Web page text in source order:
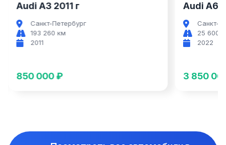
Audi A6 2022 г
Санкт-Петербург
25 600 км
2022
3 850 000 ₽
Audi A7
Санкт-
69
2021
4 850